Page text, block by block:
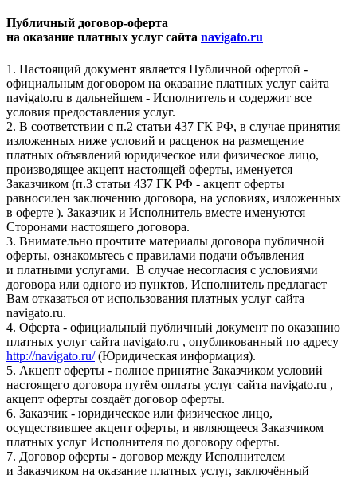
Публичный договор-оферта
на оказание платных услуг сайта navigato.ru
1. Настоящий документ является Публичной офертой -
официальным договором на оказание платных услуг сайта
navigato.ru в дальнейшем - Исполнитель и содержит все
условия предоставления услуг.
2. В соответствии с п.2 статьи 437 ГК РФ, в случае принятия
изложенных ниже условий и расценок на размещение
платных объявлений юридическое или физическое лицо,
производящее акцепт настоящей оферты, именуется
Заказчиком (п.3 статьи 437 ГК РФ - акцепт оферты
равносилен заключению договора, на условиях, изложенных
в оферте ). Заказчик и Исполнитель вместе именуются
Сторонами настоящего договора.
3. Внимательно прочтите материалы договора публичной
оферты, ознакомьтесь с правилами подачи объявления
и платными услугами. В случае несогласия с условиями
договора или одного из пунктов, Исполнитель предлагает
Вам отказаться от использования платных услуг сайта
navigato.ru.
4. Оферта - официальный публичный документ по оказанию
платных услуг сайта navigato.ru , опубликованный по адресу
http://navigato.ru/(Юридическая информация).
5. Акцепт оферты - полное принятие Заказчиком условий
настоящего договора путём оплаты услуг сайта navigato.ru ,
акцепт оферты создаёт договор оферты.
6. Заказчик - юридическое или физическое лицо,
осуществившее акцепт оферты, и являющееся Заказчиком
платных услуг Исполнителя по договору оферты.
7. Договор оферты - договор между Исполнителем
и Заказчиком на оказание платных услуг, заключённый